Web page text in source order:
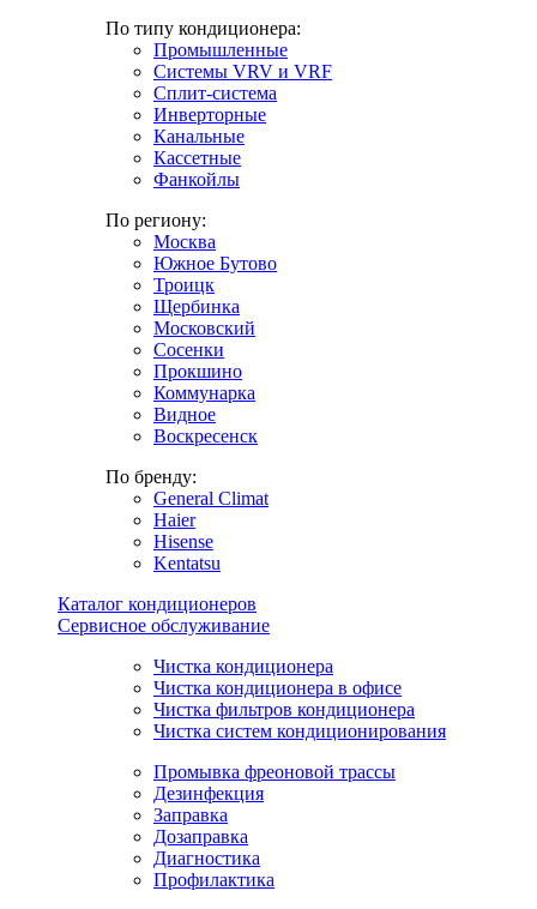
По типу кондиционера:
Промышленные
Системы VRV и VRF
Сплит-система
Инверторные
Канальные
Кассетные
Фанкойлы
По региону:
Москва
Южное Бутово
Троицк
Щербинка
Московский
Сосенки
Прокшино
Коммунарка
Видное
Воскресенск
По бренду:
General Climat
Haier
Hisense
Kentatsu
Каталог кондиционеров
Сервисное обслуживание
Чистка кондиционера
Чистка кондиционера в офисе
Чистка фильтров кондиционера
Чистка систем кондиционирования
Промывка фреоновой трассы
Дезинфекция
Заправка
Дозаправка
Диагностика
Профилактика